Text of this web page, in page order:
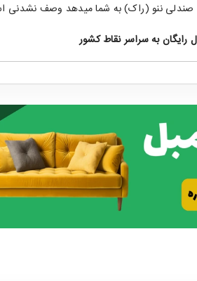
صندلی ننو (راک) به شما میدهد وصف نشدنی
رایگان به سراسر نقاط کشور